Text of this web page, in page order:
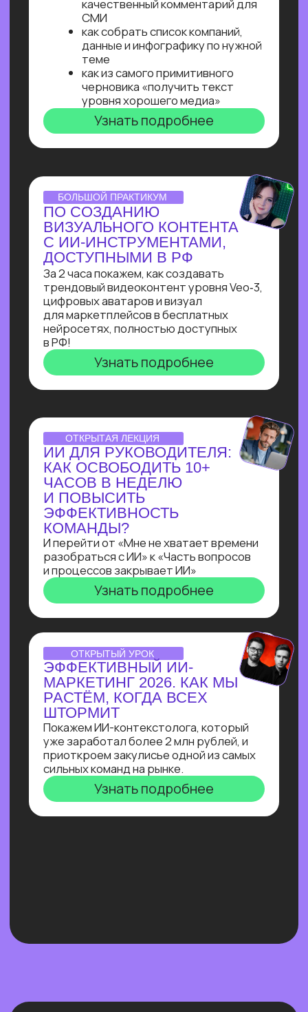
ОNLINE-ПРАКТИКУМ
ПО ЧАТ-БОТАМ
Узнай, как с нуля начать зарабатывать
на чат-ботах и уже через пару месяцев
и выйти на 100 т.р. за проект, создавая
востребованные решения для бизнеса
— Узнайте, как с нуля начать
зарабатывать на чат-ботах и уже через
пару месяцев и выйти на 100 т.р.
за проект, создавая востребованные
решения для бизнеса
ПРАКТИКУМ
ПО ЧАТ-БОТАМ:КАК
НАЧАТЬ ЗАРАБАТЫВАТЬ
НА БОТАХ В ЭПОХУ
БЛОКИРОВОК
В прямом эфире технический директор
разберет процесс выполнения заказа:
от получения ТЗ
до сборки. И поделится, как новичку
создавать востребованные решения
для бизнеса, за которые готовы
платить от 100 000 рублей!
Узнать подробнее
ОNLINE-ПРАКТИКУМ
КАК СОБРАТЬ
ИНТЕРНЕТ МАГАЗИН
В БОТЕ ЗА 40 МИН.
С ПОМОЩЬЮ ИИ
В прямом эфире технический директор
Зерокодер за 40 минут соберет ИИ-
бота для заказов цветов без кода и
расскажет, сколько за это платят!
Узнать подробнее
ОНЛАЙН-ИНТЕНСИВ
СОЗДАЙ БОТА-
С НУЛЯ!
Всего за три урока ты выполнишь
реальный заказ с биржи: соберёшь
полноценного бота-нутрициолога
с ИИI-ассистентом
на Salebot и поймешь, можешь ли
ты зарабатывать на разработке чат-
ботов от 100 т.р.
Узнать подробнее
инструментов!